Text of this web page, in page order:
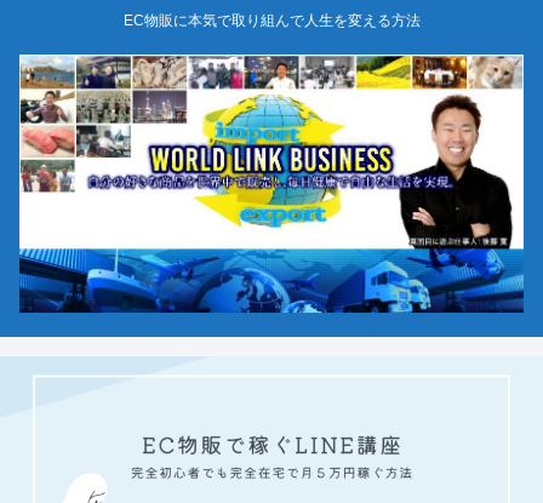
EC物販に本気で取り組んで人生を変える方法